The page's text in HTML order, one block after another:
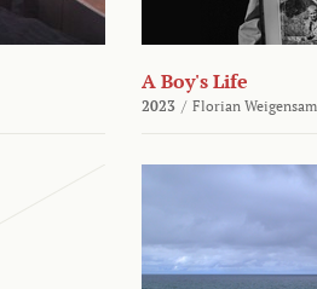
A Boy's Life
2023 / Florian